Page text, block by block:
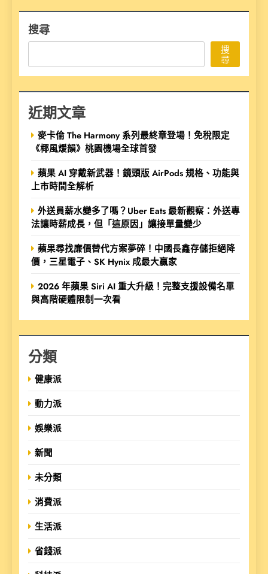
搜尋
搜
尋
近期文章
麥卡倫 The Harmony 系列最終章登場！免稅限定
《椰風煖韻》桃園機場全球首發
蘋果 AI 穿戴新武器！鏡頭版 AirPods 規格、功能與
上市時間全解析
外送員薪水變多了嗎？Uber Eats 最新觀察：外送專
法讓時薪成長，但「這原因」讓接單量變少
蘋果尋找廉價替代方案夢碎！中國長鑫存儲拒絕降
價，三星電子、SK Hynix 成最大贏家
2026 年蘋果 Siri AI 重大升級！完整支援設備名單
與高階硬體限制一次看
分類
健康派
動力派
娛樂派
新聞
未分類
消費派
生活派
省錢派